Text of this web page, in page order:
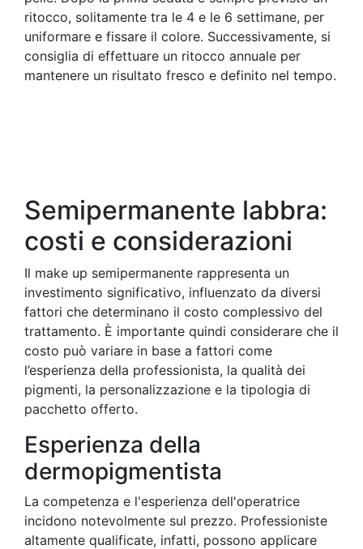
ritocco, solitamente tra le 4 e le 6 settimane, per
uniformare e fissare il colore. Successivamente, si
consiglia di effettuare un ritocco annuale per
mantenere un risultato fresco e definito nel tempo.
Semipermanente labbra:
costi e considerazioni
Il make up semipermanente rappresenta un
investimento significativo, influenzato da diversi
fattori che determinano il costo complessivo del
trattamento. È importante quindi considerare che il
costo può variare in base a fattori come
l’esperienza della professionista, la qualità dei
pigmenti, la personalizzazione e la tipologia di
pacchetto offerto.
Esperienza della
dermopigmentista
La competenza e l'esperienza dell'operatrice
incidono notevolmente sul prezzo. Professioniste
altamente qualificate, infatti, possono applicare